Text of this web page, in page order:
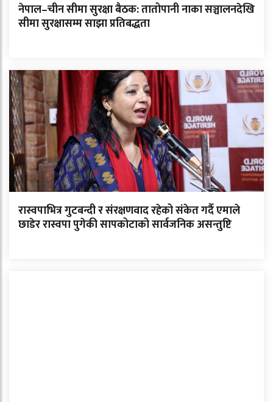
नेपाल–चीन सीमा सुरक्षा बैठक: तातोपानी नाका सञ्चालनदेखि
सीमा सुरक्षासम्म साझा प्रतिबद्धता
रास्वपाभित्र गुटबन्दी र संरक्षणवाद रहेको संकेत गर्दै एमाले
छाडेर रास्वपा पुगेकी सापकोटाको सार्वजनिक असन्तुष्टि